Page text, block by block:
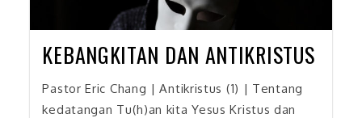
KEBANGKITAN DAN ANTIKRISTUS
Pastor Eric Chang | Antikristus (1) | Tentang
kedatangan Tu(h)an kita Yesus Kristus dan